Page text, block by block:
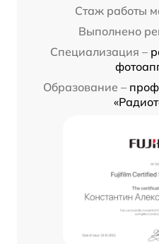
Стаж работы
Выполнено
Специализация –
Образование –